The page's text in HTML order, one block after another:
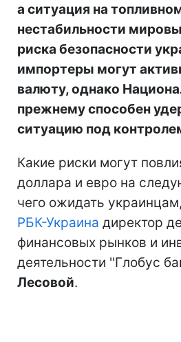
а ситуация на
нестабильности
риска безопасности
импортеры могут
валюту, однако
прежнему способен
ситуацию под
Какие риски могут
доллара и евро на
чего ожидать
РБК-Украина директор
финансовых рынков и
деятельности ''Глобус
Лесовой.